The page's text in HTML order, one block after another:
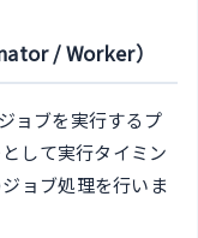
/ Worker）
ョブを実行するプ
して実行タイミン
ョブ処理を行いま